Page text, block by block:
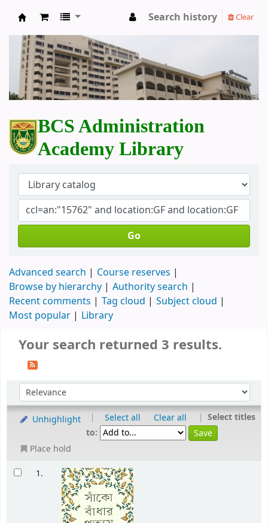
BCS Administration Academy Library
Search history Clear
BCS Administration
Academy Library
Go
Advanced search
Course reserves
Browse by hierarchy
Authority search
Recent comments
Tag cloud
Subject cloud
Most popular
Library
Your search returned 3 results.
Unhighlight | Select all Clear all | Select titles
to:
Place hold
1.